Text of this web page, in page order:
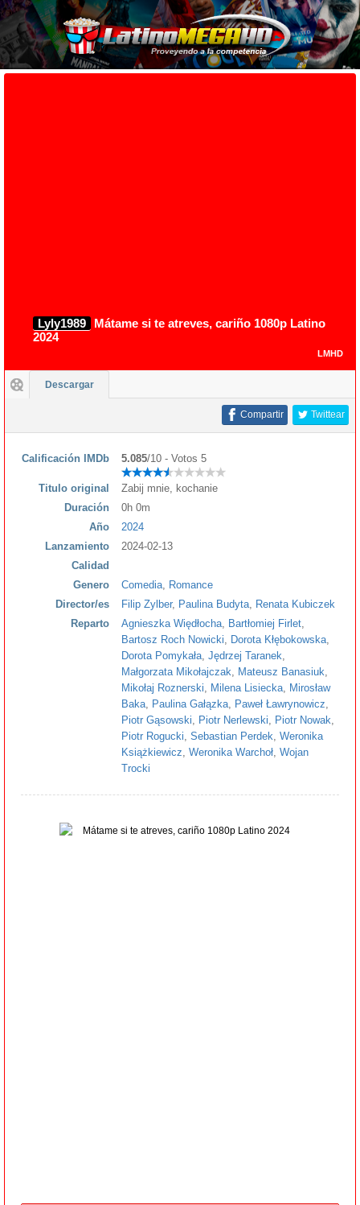
Lyly1989
Mátame si te atreves, cariño 1080p Latino
2024
LMHD
Descargar
Twittear
Compartir
Calificación IMDb 5.085/10 - Votos 5
Titulo original
Zabij mnie, kochanie
Duración
0h 0m
Año
2024
Lanzamiento
2024-02-13
Calidad
Genero
Comedia
Romance
Director/es
Filip Zylber, Paulina Budyta
Renata Kubiczek
Reparto
Agnieszka Więdłocha Bartłomiej Firlet
Bartosz Roch Nowicki
Dorota Kłębokowska
Dorota Pomykała Jędrzej Taranek
Małgorzata Mikołajczak
Mateusz Banasiuk
Mikołaj Roznerski
Milena Lisiecka
Mirosław
Baka
Paulina Gałązka Paweł Ławrynowicz
Piotr Gąsowski
Piotr Nerlewski Piotr Nowak
Piotr Rogucki Sebastian Perdek Weronika
Książkiewicz Weronika Warchoł Wojan
Trocki